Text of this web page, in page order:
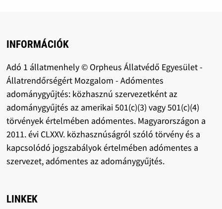
INFORMÁCIÓK
Adó 1 állatmenhely © Orpheus Állatvédő Egyesület -
Állatrendőrségért Mozgalom - Adómentes
adománygyűjtés: közhasznú szervezetként az
adománygyűjtés az amerikai 501(c)(3) vagy 501(c)(4)
törvények értelmében adómentes. Magyarországon a
2011. évi CLXXV. közhasznúságról szóló törvény és a
kapcsolódó jogszabályok értelmében adómentes a
szervezet, adómentes az adománygyűjtés.
LINKEK